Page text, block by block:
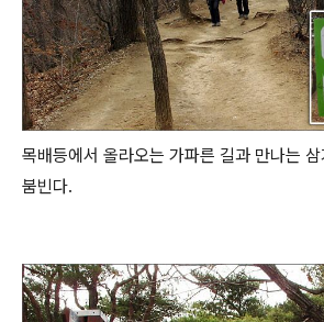
목배등에서 올라오는 가파른 길과 만나는
붐빈다.